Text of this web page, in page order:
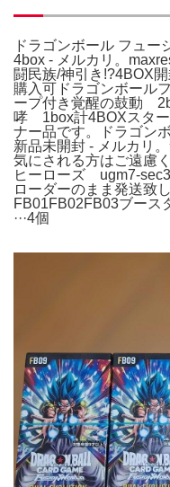
ドラゴンボール フュー
4box - メルカリ。
闘民族/神引き!?4BOX
購入可ドラゴンボール
ープ付き覚醒の鼓動
哮 1box計4BOXスタ
ナー品です。ドラゴン
新品未開封 - メルカリ
気にされる方はご遠慮
ヒーローズ ugm7-
ローダーのまま発送致
FB01FB02FB03ブース
···4個